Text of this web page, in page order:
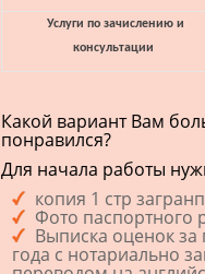
Услуги по зачислению и
консультации
Какой вариант Вам
понравился?
Для начала работы
копия 1 стр
Фото паспортного
Выписка оценок за
года с нотариально